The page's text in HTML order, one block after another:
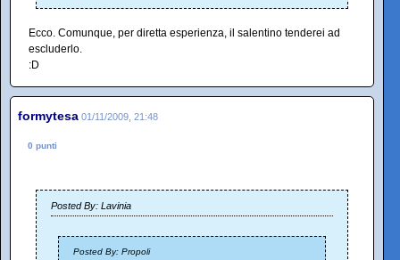
Ecco. Comunque, per diretta esperienza, il salentino tenderei ad
escluderlo.
:D
formytesa 01/11/2009, 21:48
0 punti
Posted By: Lavinia
Posted By: Propoli